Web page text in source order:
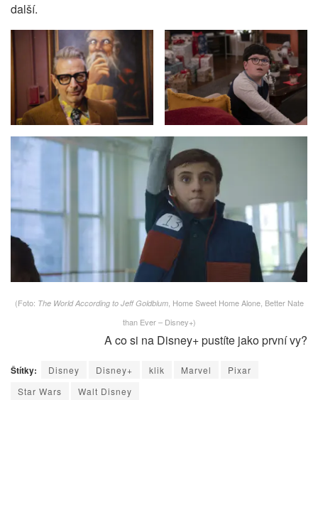
další.
(Foto: The World According to Jeff Goldblum, Home Sweet Home Alone, Better Nate
than Ever – Disney+)
A co si na Disney+ pustíte jako první vy?
Štítky: Disney Disney+ klik Marvel
Pixar
Star Wars
Walt Disney